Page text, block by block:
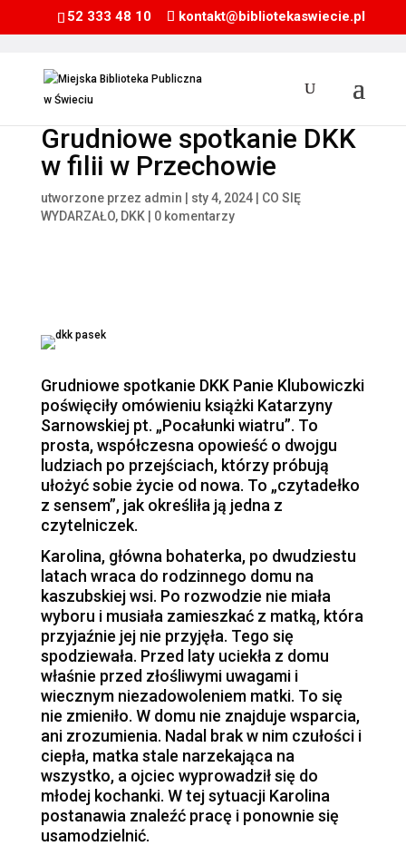
52 333 48 10 kontakt@bibliotekaswiecie.pl
Grudniowe spotkanie DKK
w filii w Przechowie
utworzone przez admin sty 4, 2024| CO SIĘ
WYDARZAŁO, DKK| 0 komentarzy
Grudniowe spotkanie DKK Panie Klubowiczki
poświęciły omówieniu książki Katarzyny
Sarnowskiej pt. „Pocałunki wiatru”. To
prosta, współczesna opowieść o dwojgu
ludziach po przejściach, którzy próbują
ułożyć sobie życie od nowa. To „czytadełko
z sensem”, jak określiła ją jedna z
czytelniczek.
Karolina, główna bohaterka, po dwudziestu
latach wraca do rodzinnego domu na
kaszubskiej wsi. Po rozwodzie nie miała
wyboru i musiała zamieszkać z matką, która
przyjaźnie jej nie przyjęła. Tego się
spodziewała. Przed laty uciekła z domu
właśnie przed złośliwymi uwagami i
wiecznym niezadowoleniem matki. To się
nie zmieniło. W domu nie znajduje wsparcia,
ani zrozumienia. Nadal brak w nim czułości i
ciepła, matka stale narzekająca na
wszystko, a ojciec wyprowadził się do
młodej kochanki. W tej sytuacji Karolina
postanawia znaleźć pracę i ponownie się
usamodzielnić.